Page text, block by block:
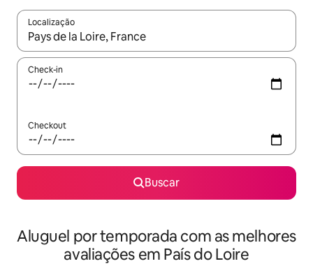
Localização
Quando os resultados estiverem disponíveis, explore-os
Check-in
Checkout
Buscar
Aluguel por temporada com as melhores
avaliações em País do Loire